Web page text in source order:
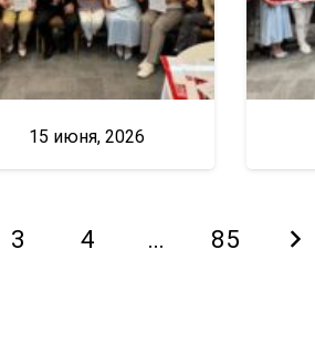
15 июня, 2026
3 4 … 85